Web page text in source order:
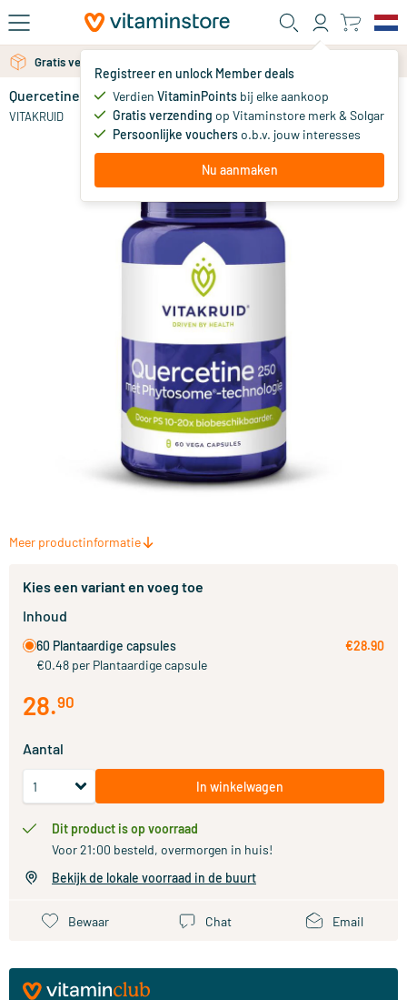
Ga naar de hoofdinhoud
Registreer en unlock Member deals
Verdien VitaminPoints bij elke aankoop
Gratis verzending op Vitaminstore merk & Solgar
Persoonlijke voucherso.b.v. jouw interesses
Nu aanmaken
Gratis verzending vanaf 25 euro
Gratis persoonlijk advies via chat of email
Quercetine 250 met Phytosome Technologie
VITAKRUID 28.
Meer productinformatie
Kies een variant en voeg toe
Inhoud
60 Plantaardige capsules
€0.48 per Plantaardige capsule
€28.90
28.90
Aantal
In winkelwagen
Dit product is op voorraad
Voor 21:00 besteld, overmorgen in huis!
Bekijk de lokale voorraad in de buurt
Bewaar Chat Email